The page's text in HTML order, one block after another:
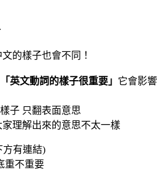
的樣子也會不同！
「英文動詞的樣子很重要」 它會影響
子 只翻表面意思
理解出來的意思不太一樣
方有連結)
重不重要